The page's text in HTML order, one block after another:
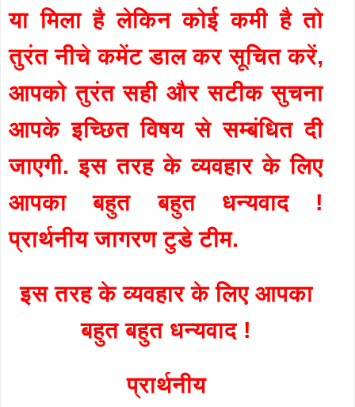
या मिला है लेकिन कोई कमी है तो
तुरंत नीचे कमेंट डाल कर सूचित करें,
आपको तुरंत सही और सटीक सुचना
आपके इच्छित विषय से सम्बंधित दी
जाएगी. इस तरह के व्यवहार के लिए
आपका बहुत बहुत धन्यवाद !
प्रार्थनीय जागरण टुडे टीम.
इस तरह के व्यवहार के लिए आपका
बहुत बहुत धन्यवाद !
प्रार्थनीय